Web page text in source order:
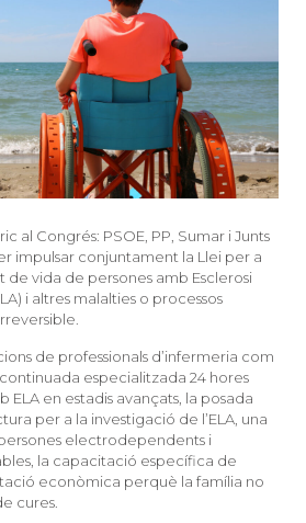
al Congrés: PSOE, PP, Sumar i Junts
impulsar conjuntament la Llei per a
de vida de persones amb Esclerosi
i altres malalties o processos
de professionals d’infermeria com
especialitzada 24 hores
ELA en estadis avançats, la posada
per a la investigació de l’ELA, una
electrodependents i
la capacitació específica de
econòmica perquè la família no
cures.